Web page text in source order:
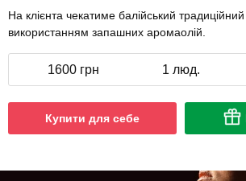
На клієнта чекатиме балійський
використанням запашних аромаолій.
1600 грн 1 люд.
Купити для себе